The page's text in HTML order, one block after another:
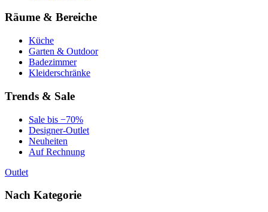
Räume & Bereiche
Küche
Garten & Outdoor
Badezimmer
Kleiderschränke
Trends & Sale
Sale bis −70%
Designer-Outlet
Neuheiten
Auf Rechnung
Outlet
Nach Kategorie